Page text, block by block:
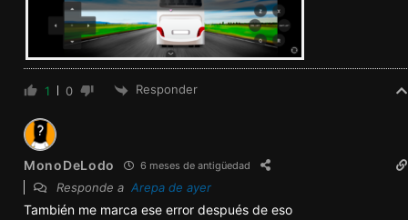
0 Responder
Author
Arokai 6 meses de antigüedad
Es cosa del emulador, ya puse otro emulador
0 0 Responder
Author